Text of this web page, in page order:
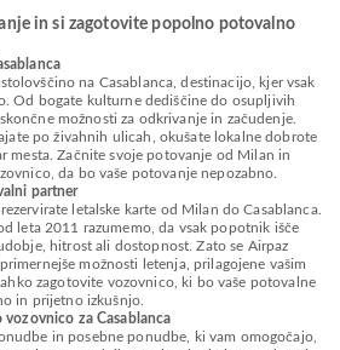
in si zagotovite popolno potovalno
na Casablanca, destinacijo, kjer vsak
Od bogate kulturne dediščine do osupljivih
možnosti za odkrivanje in začudenje.
po živahnih ulicah, okušate lokalne dobrote
mesta. Začnite svoje potovanje od Milan in
da bo vaše potovanje nepozabno.
partner
letalske karte od Milan do Casablanca.
leta 2011 razumemo, da vsak popotnik išče
hitrost ali dostopnost. Zato se Airpaz
možnosti letenja, prilagojene vašim
zagotovite vozovnico, ki bo vaše potovalne
in prijetno izkušnjo.
vozovnico za Casablanca
in posebne ponudbe, ki vam omogočajo,